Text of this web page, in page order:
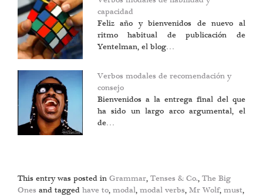
capacidad
Feliz año y bienvenidos de nuevo al
ritmo habitual de publicación de
Yentelman, el blog…
Verbos modales de recomendación y
consejo
Bienvenidos a la entrega final del que
ha sido un largo arco argumental, el
de…
This entry was posted in Grammar, Tenses & Co., The Big
Ones and tagged have to, modal, modal verbs, Mr Wolf, must,